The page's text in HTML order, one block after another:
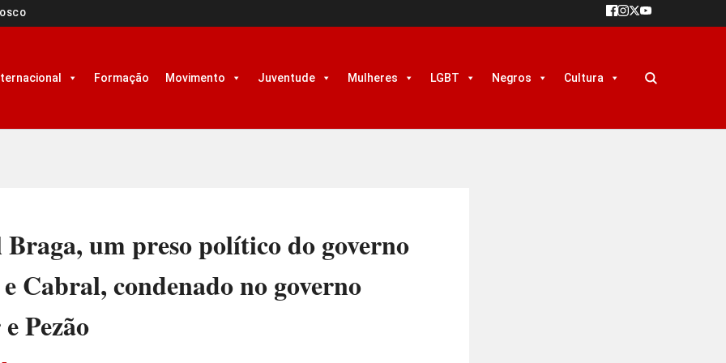
Formação Movimento Juventude Mulheres LGBT Negros Cultura
Braga, um preso político do governo
Cabral, condenado no governo
Pezão